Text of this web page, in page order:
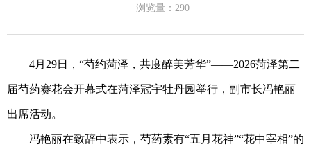
浏览量： 290
4月 29日， “芍约菏泽，共度醉美芳华”——2026菏泽第二
届芍药赛花会开幕式在菏泽冠宇牡丹园举行，副市长冯艳丽
出席活动。
冯艳丽在致辞中表示，芍药素有“五月花神”“花中宰相”的